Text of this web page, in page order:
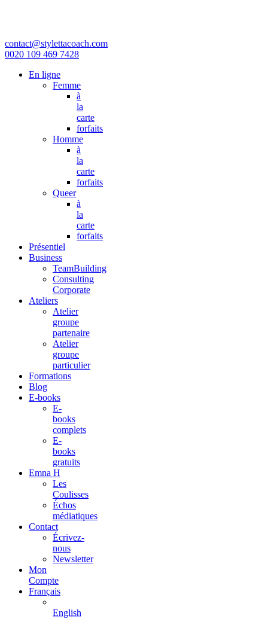
contact@stylettacoach.com
0020 109 469 7428
En ligne
Femme
à
la
carte
forfaits
Homme
à
la
carte
forfaits
Queer
à
la
carte
forfaits
Présentiel
Business
TeamBuilding
Consulting
Corporate
Ateliers
Atelier
groupe
partenaire
Atelier
groupe
particulier
Formations
Blog
E-books
E-
books
complets
E-
books
gratuits
Emna H
Les
Coulisses
Échos
médiatiques
Contact
Écrivez-
nous
Newsletter
Mon
Compte
Français
English